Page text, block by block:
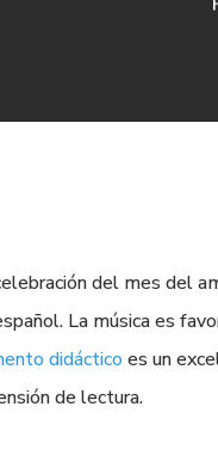
del mes del
La música es
didáctico es un
de lectura.